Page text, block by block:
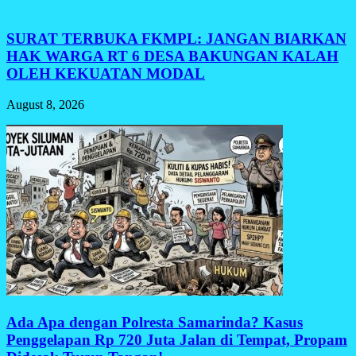
SURAT TERBUKA FKMPL: JANGAN BIARKAN
HAK WARGA RT 6 DESA BAKUNGAN KALAH
OLEH KEKUATAN MODAL
August 8, 2026
Ada Apa dengan Polresta Samarinda? Kasus
Penggelapan Rp 720 Juta Jalan di Tempat, Propam